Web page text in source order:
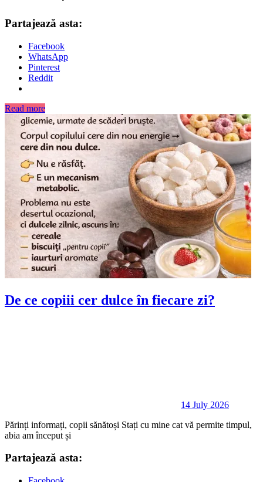
Partajează asta:
Facebook
WhatsApp
Pinterest
Reddit
Read more
De ce copiii cer dulce în fiecare zi?
14 July 2026
Părinți informați, copii sănătoși Stați cu mine cat vă permite timpul,
abia am început și
Partajează asta: